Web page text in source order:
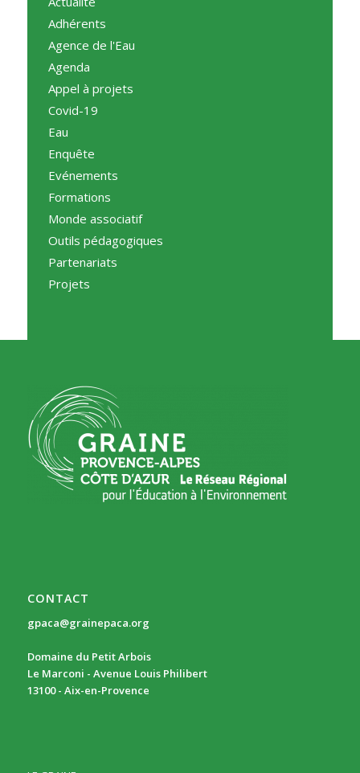
Adhérents
Agence de l'Eau
Agenda
Appel à projets
Covid-19
Eau
Enquête
Evénements
Formations
Monde associatif
Outils pédagogiques
Partenariats
Projets
CONTACT
gpaca@grainepaca.org
Domaine du Petit Arbois
Le Marconi - Avenue Louis Philibert
13100 - Aix-en-Provence